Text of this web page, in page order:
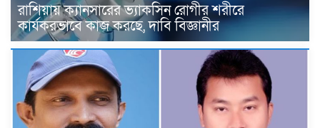
রাশিয়ায় ক্যানসারের ভ্যাকসিন রোগীর শরীরে
কার্যকরভাবে কাজ করছে, দাবি বিজ্ঞানীর